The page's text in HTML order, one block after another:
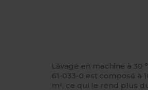
Lavage en machine à 30
61-033-0 est composé à
m², ce qui le rend plus